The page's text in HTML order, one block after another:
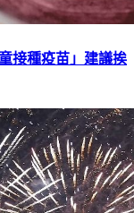
接種疫苗」建議挨